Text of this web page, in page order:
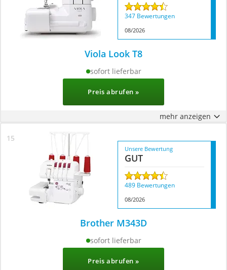
347 Bewertungen
08/2026
Viola Look T8
sofort lieferbar
Preis abrufen »
mehr anzeigen
Unsere Bewertung
GUT
489 Bewertungen
08/2026
Brother M343D
sofort lieferbar
Preis abrufen »